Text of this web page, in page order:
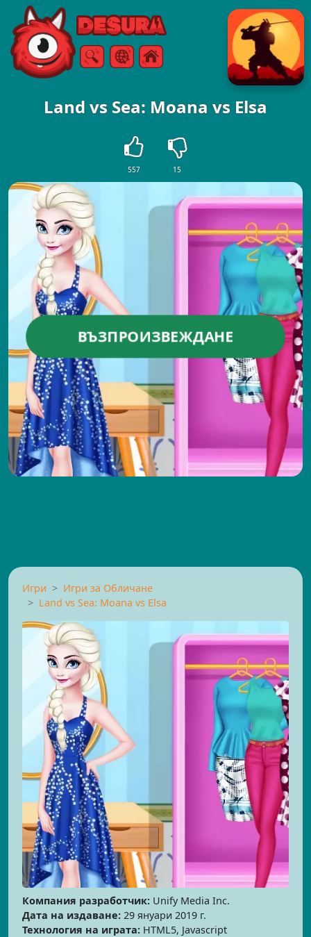
Free Online Games
ТърсенеМеню
Land vs Sea: Moana vs Elsa
557 15
ВЪЗПРОИЗВЕЖДАНЕ
Игри
Игри за Обличане
Land vs Sea: Moana vs Elsa
Компания разработчик: Unify Media Inc.
Дата на издаване: 29 януари 2019 г.
Технология на играта: HTML5, Javascript